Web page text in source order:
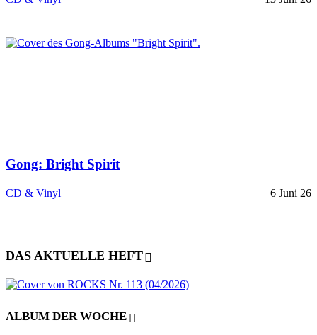
Gong: Bright Spirit
CD & Vinyl 6 Juni 26
DAS AKTUELLE HEFT
ALBUM DER WOCHE